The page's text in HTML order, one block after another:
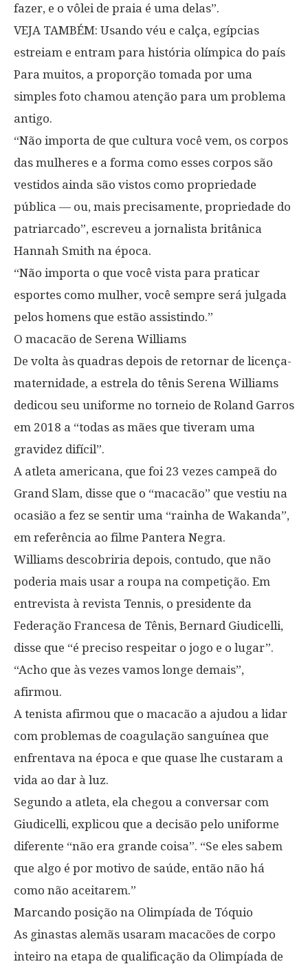
fazer, e o vôlei de praia é uma delas”.
VEJA TAMBÉM: Usando véu e calça, egípcias
estreiam e entram para história olímpica do país
Para muitos, a proporção tomada por uma
simples foto chamou atenção para um problema
antigo.
“Não importa de que cultura você vem, os corpos
das mulheres e a forma como esses corpos são
vestidos ainda são vistos como propriedade
pública — ou, mais precisamente, propriedade do
patriarcado”, escreveu a jornalista britânica
Hannah Smith na época.
“Não importa o que você vista para praticar
esportes como mulher, você sempre será julgada
pelos homens que estão assistindo.”
O macacão de Serena Williams
De volta às quadras depois de retornar de licença-
maternidade, a estrela do tênis Serena Williams
dedicou seu uniforme no torneio de Roland Garros
em 2018 a “todas as mães que tiveram uma
gravidez difícil”.
A atleta americana, que foi 23 vezes campeã do
Grand Slam, disse que o “macacão” que vestiu na
ocasião a fez se sentir uma “rainha de Wakanda”,
em referência ao filme Pantera Negra.
Williams descobriria depois, contudo, que não
poderia mais usar a roupa na competição. Em
entrevista à revista Tennis, o presidente da
Federação Francesa de Tênis, Bernard Giudicelli,
disse que “é preciso respeitar o jogo e o lugar”.
“Acho que às vezes vamos longe demais”,
afirmou.
A tenista afirmou que o macacão a ajudou a lidar
com problemas de coagulação sanguínea que
enfrentava na época e que quase lhe custaram a
vida ao dar à luz.
Segundo a atleta, ela chegou a conversar com
Giudicelli, explicou que a decisão pelo uniforme
diferente “não era grande coisa”. “Se eles sabem
que algo é por motivo de saúde, então não há
como não aceitarem.”
Marcando posição na Olimpíada de Tóquio
As ginastas alemãs usaram macacões de corpo
inteiro na etapa de qualificação da Olimpíada de